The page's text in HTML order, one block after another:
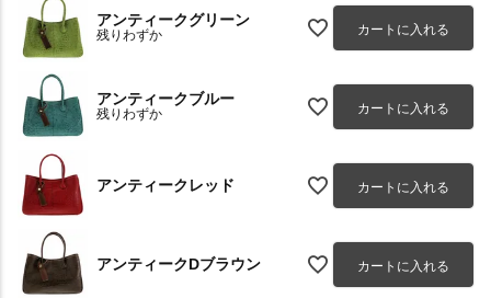
アンティークグリーン
残りわずか カートに入れる
アンティークブルー
残りわずか カートに入れる
アンティークレッド カートに入れる
アンティークDブラウン カートに入れる